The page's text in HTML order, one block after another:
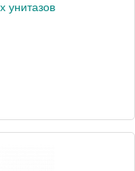
унитазов